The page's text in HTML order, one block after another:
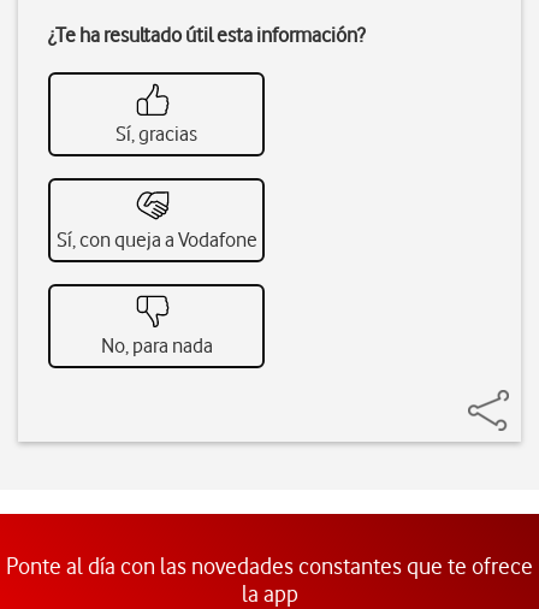
¿Te ha resultado útil esta información?
Sí, gracias
Sí, con queja a Vodafone
No, para nada
Ponte al día con las novedades constantes que te ofrece
la app